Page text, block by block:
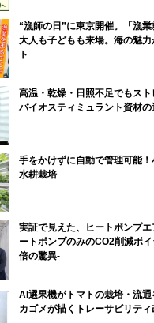
“漁師の日”に東京開催。「漁
大人も子どもも来場。海の魅
ト
高温・乾燥・日照不足でもスト
バイオスティミュラント資材の
手をかけずに自動で管理可能
水耕栽培
実証で見えた、ヒートポンプ
ートポンプのみのCO2削減ボ
倍の驚異-
AI選果機がトマトの栽培・流
カゴメが描くトレーサビリテ